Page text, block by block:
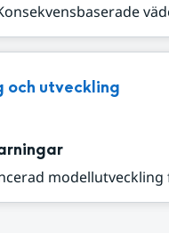
och utveckling